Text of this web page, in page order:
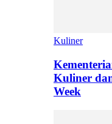
Kuliner
Kuliner
Week